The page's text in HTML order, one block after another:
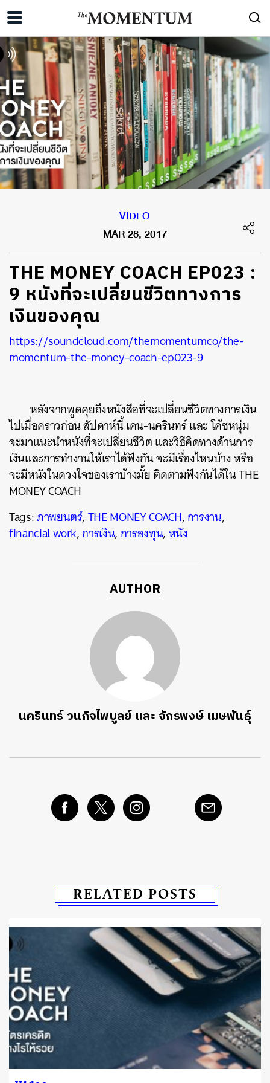
VIDEO
MAR 28, 2017
THE MONEY COACH EP023 :
9 หนังที่จะเปลี่ยนชีวิตทางการ
เงินของคุณ
https://soundcloud.com/themomentumco/the-
momentum-the-money-coach-ep023-9
หลังจากพูดคุยถึงหนังสือที่จะเปลี่ยนชีวิตทางการเงิน
ไปเมื่อคราวก่อน สัปดาห์นี้ เคน-นครินทร์ และ โค้ชหนุ่ม
จะมาแนะนำหนังที่จะเปลี่ยนชีวิต และวิธีคิดทางด้านการ
เงินและการทำงานให้เราได้ฟังกัน จะมีเรื่องไหนบ้าง หรือ
จะมีหนังในดวงใจของเราบ้างมั้ย ติดตามฟังกันได้ใน THE
MONEY COACH
Tags:ภาพยนตร์,THE MONEY COACH,การงาน,
financial work,การเงิน,การลงทุน,หนัง
AUTHOR
นครินทร์ วนกิจไพบูลย์ และ จักรพงษ์ เมษพันธุ์
RELATED POSTS
SHARE TWEET LINE